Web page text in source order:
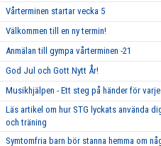
Vårterminen startar vecka 5
Välkommen till en ny termin!
Anmälan till gympa vårterminen -21
God Jul och Gott Nytt År!
Musikhjälpen - Ett steg på händer för
Läs artikel om hur STG lyckats använda
och träning
Symtomfria barn bör stanna hemma om